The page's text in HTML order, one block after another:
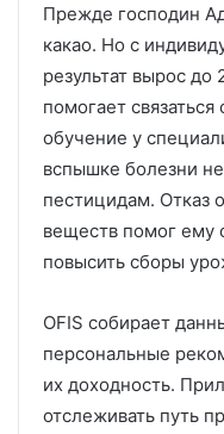
Прежде господин
какао. Но с
результат вырос
помогает
обучение у
вспышке болезни
пестицидам. Отказ
веществ помог ему
повысить сборы
OFIS собирает
персональные
их доходность.
отслеживать путь